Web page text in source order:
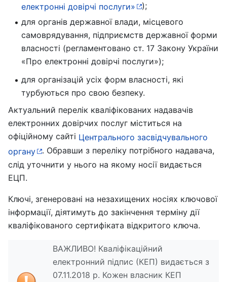
електронні довірчі послуги»
);
для органів державної влади, місцевого
самоврядування, підприємств державної форми
власності (регламентовано ст. 17 Закону України
«Про електронні довірчі послуги»);
для організацій усіх форм власності, які
турбуються про свою безпеку.
Актуальний перелік кваліфікованих надавачів
електронних довірчих послуг міститься на
офіційному сайті Центрального засвідчувального
органу
. Обравши з переліку потрібного надавача,
слід уточнити у нього на якому носії видається
ЕЦП.
Ключі, згенеровані на незахищених носіях ключової
інформації, діятимуть до закінчення терміну дії
кваліфікованого сертифіката відкритого ключа.
ВАЖЛИВО! Кваліфікаційний
електронний підпис (КЕП) видається з
07.11.2018 р. Кожен власник КЕП